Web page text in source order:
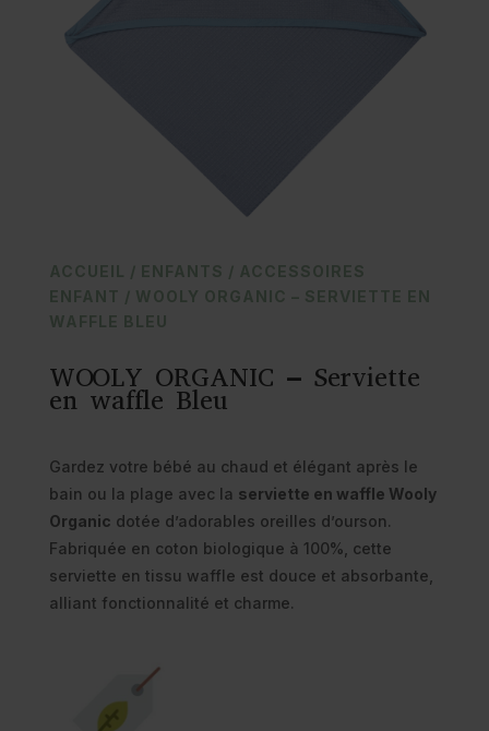
ACCUEIL / ENFANTS / ACCESSOIRES
ENFANT / WOOLY ORGANIC – SERVIETTE EN
WAFFLE BLEU
WOOLY ORGANIC – Serviette
en waffle Bleu
Gardez votre bébé au chaud et élégant après le
bain ou la plage avec la serviette en waffle Wooly
Organic dotée d’adorables oreilles d’ourson.
Fabriquée en coton biologique à 100%, cette
serviette en tissu waffle est douce et absorbante,
alliant fonctionnalité et charme.